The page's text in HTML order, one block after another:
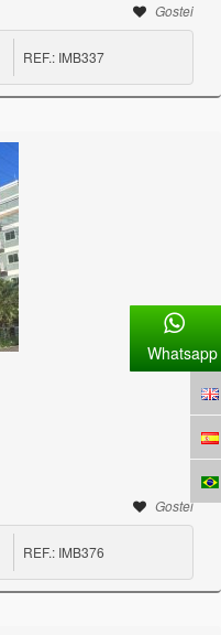
Whatsapp
Gostei
REF.: IMB337
Gostei
REF.: IMB376